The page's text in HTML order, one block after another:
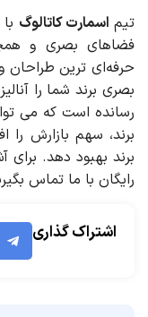
تیم اسمارت کاتالوگ
فضاهای بصری و
حرفه‌ای ترین طراحان
بصری برند شما را
رسانده است که می
برند، سهم بازارش را
برند بهبود دهد.
رایگان با ما تماس
اشتراک گذاری